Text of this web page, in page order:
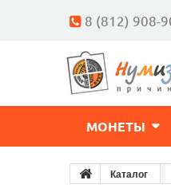
8 (812) 908-
МОНЕТЫ
Каталог